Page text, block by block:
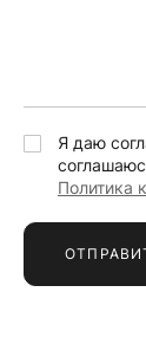
Я даю
Политика